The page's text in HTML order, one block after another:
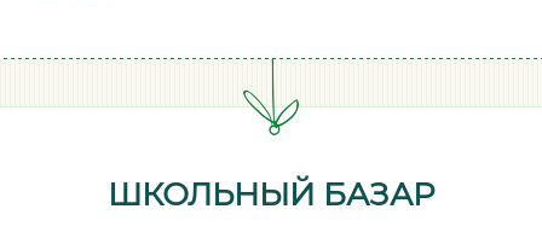
ШКОЛЬНЫЙ БАЗАР